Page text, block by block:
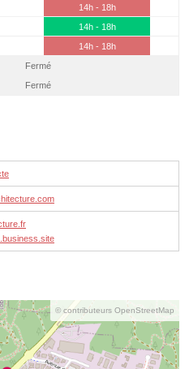
14h - 18h
14h - 18h
14h - 18h
Fermé
Fermé
© contributeurs OpenStreetMap